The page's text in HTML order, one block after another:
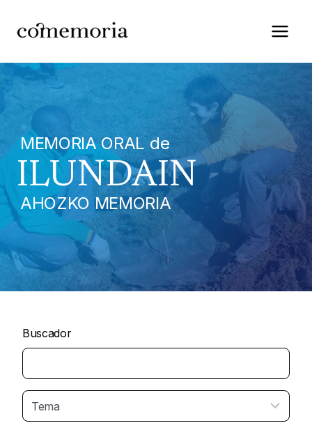
contenido
MEMORIA ORAL de
ILUNDAIN
AHOZKO MEMORIA
Buscador